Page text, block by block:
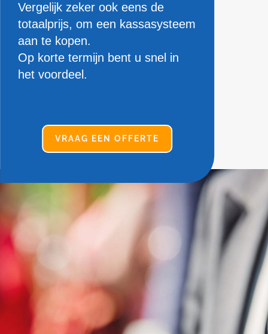
Vergelijk zeker ook eens de
totaalprijs, om een kassasysteem
aan te kopen.
Op korte termijn bent u snel in
het voordeel.
VRAAG EEN OFFERTE